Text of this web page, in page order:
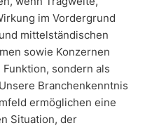
im Vordergrund
mittelständischen
sowie Konzernen
sondern als
Branchenkenntnis
ermöglichen eine
Situation, der